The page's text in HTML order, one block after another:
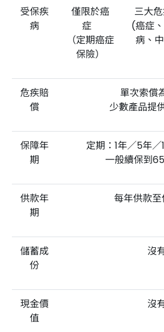
受保疾
病
僅限於癌
症
（定期癌症
保險）
三大
(癌症
病、
危疾賠
償
單次索償
少數產品提
保障年
期
定期：1年／5年
一般續保到
供款年
期
每年供款
儲蓄成
份
沒
現金價
值
沒